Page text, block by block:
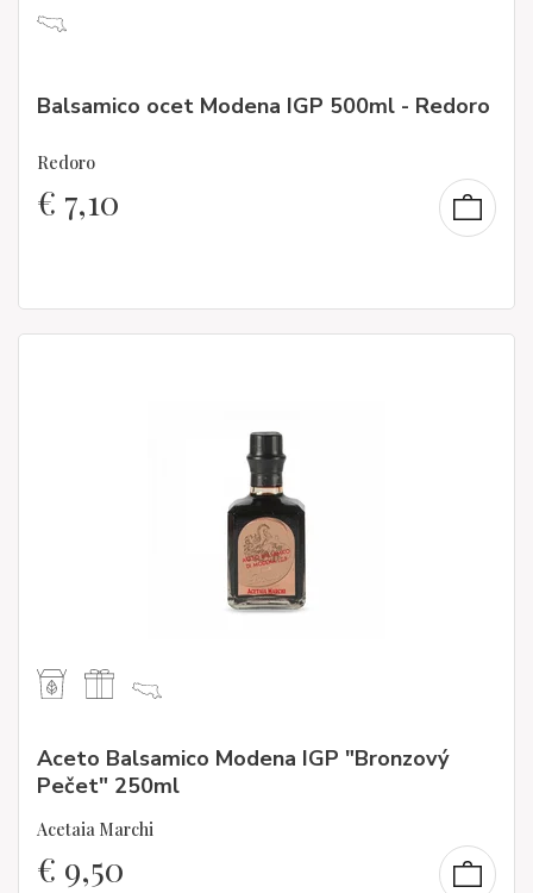
Balsamico ocet Modena IGP 500ml - Redoro
Redoro
€ 7,10
Aceto Balsamico Modena IGP "Bronzový
Pečet" 250ml
Acetaia Marchi
€ 9,50